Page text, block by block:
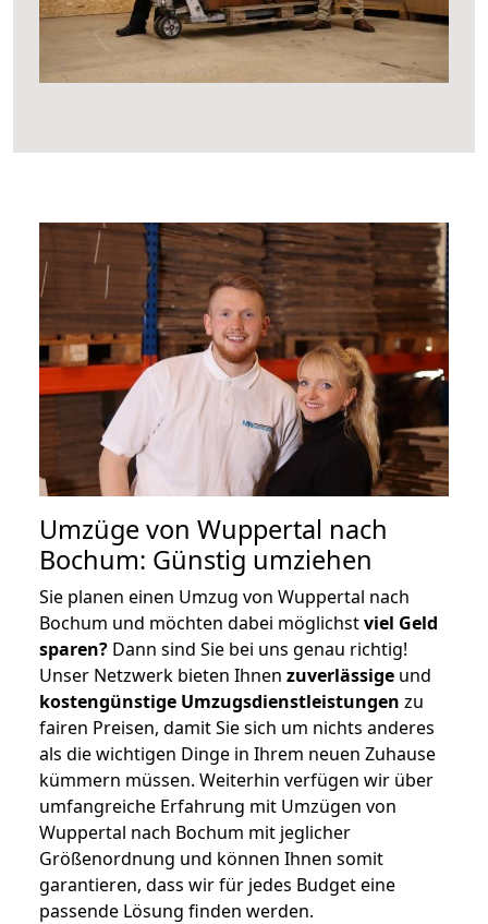
Umzüge von Wuppertal nach
Bochum: Günstig umziehen
Sie planen einen Umzug von Wuppertal nach
Bochum und möchten dabei möglichstviel Geld
sparen? Dann sind Sie bei uns genau richtig!
Unser Netzwerk bieten Ihnen zuverlässige und
kostengünstige Umzugsdienstleistungen zu
fairen Preisen, damit Sie sich um nichts anderes
als die wichtigen Dinge in Ihrem neuen Zuhause
kümmern müssen. Weiterhin verfügen wir über
umfangreiche Erfahrung mit Umzügen von
Wuppertal nach Bochum mit jeglicher
Größenordnung und können Ihnen somit
garantieren, dass wir für jedes Budget eine
passende Lösung finden werden.